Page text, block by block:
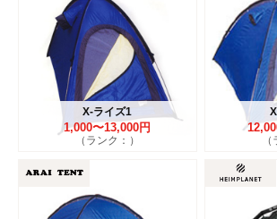
X-ライズ1
1,000〜13,000円
（ランク：）